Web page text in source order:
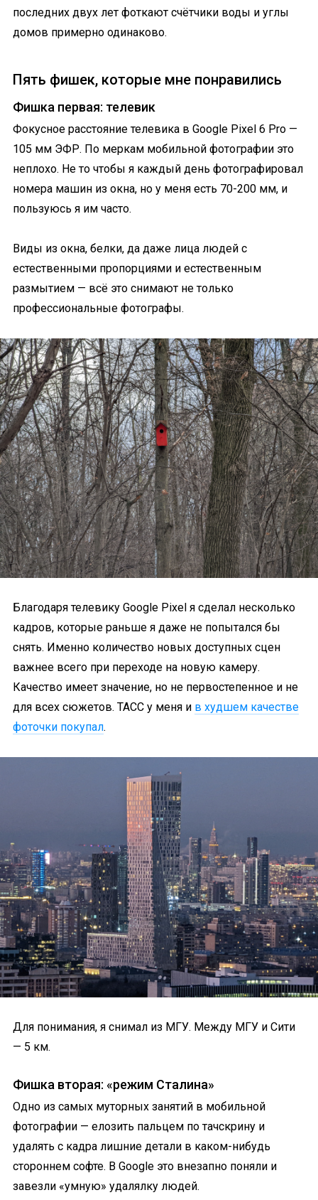
последних двух лет фоткают счётчики воды и углы
домов примерно одинаково.
Пять фишек, которые мне понравились
Фишка первая: телевик
Фокусное расстояние телевика в Google Pixel 6 Pro —
105 мм ЭФР. По меркам мобильной фотографии это
неплохо. Не то чтобы я каждый день фотографировал
номера машин из окна, но у меня есть 70-200 мм, и
пользуюсь я им часто.
Виды из окна, белки, да даже лица людей с
естественными пропорциями и естественным
размытием — всё это снимают не только
профессиональные фотографы.
Благодаря телевику Google Pixel я сделал несколько
кадров, которые раньше я даже не попытался бы
снять. Именно количество новых доступных сцен
важнее всего при переходе на новую камеру.
Качество имеет значение, но не первостепенное и не
для всех сюжетов. ТАСС у меня и в худшем качестве
фоточки покупал.
Для понимания, я снимал из МГУ. Между МГУ и Сити
— 5 км.
Фишка вторая: «режим Сталина»
Одно из самых муторных занятий в мобильной
фотографии — елозить пальцем по тачскрину и
удалять с кадра лишние детали в каком-нибудь
стороннем софте. В Google это внезапно поняли и
завезли «умную» удалялку людей.